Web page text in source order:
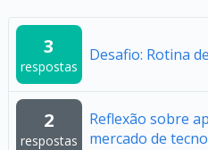
3
respostas
Desafio: Rotina
2
respostas
Reflexão sobre
mercado de